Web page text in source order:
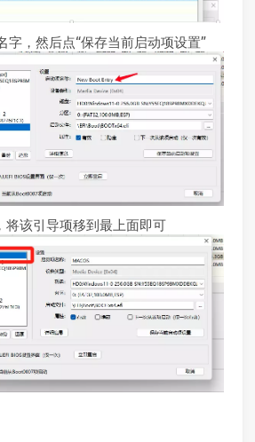
字，然后点“保存当前启动项设置”
将该引导项移到最上面即可